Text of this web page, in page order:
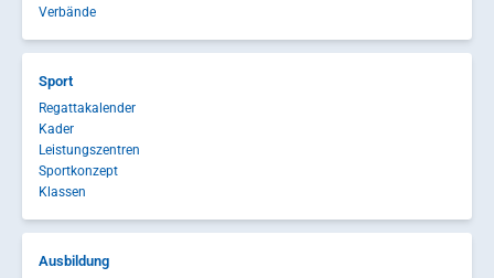
Verbände
Sport
Regattakalender
Kader
Leistungszentren
Sportkonzept
Klassen
Ausbildung